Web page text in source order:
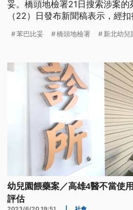
妥。橋頭地檢署21日搜索涉案的
（22）日發布新聞稿表示，經
妨害兒童發育罪，訊後以20萬元
苯巴比妥 橋頭地檢署 新北幼兒
幼兒園餵藥案／高雄4醫不當使
評估